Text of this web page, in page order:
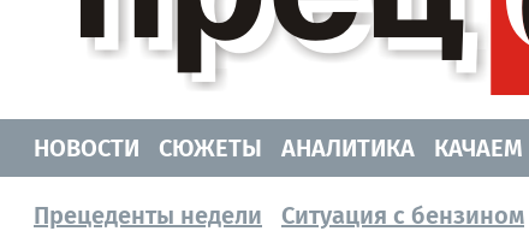
НОВОСТИ
СЮЖЕТЫ АНАЛИТИКА КАЧАЕМ
Прецеденты недели Ситуация с бензином